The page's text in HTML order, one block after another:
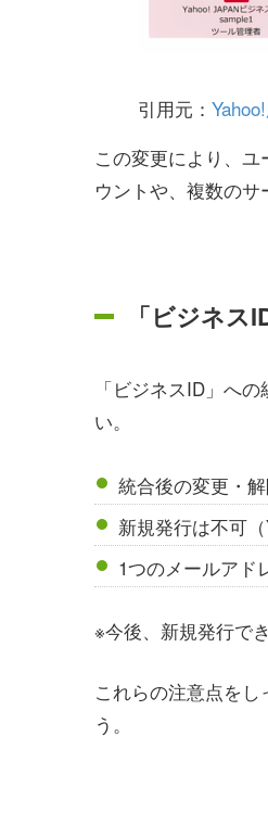
引用元：
この変更により、
ウントや、複数のサ
「ビジネス
「ビジネスID」へ
い。
統合後の変更・
新規発行は不可
1つのメールアド
※今後、新規発行で
これらの注意点を
う。